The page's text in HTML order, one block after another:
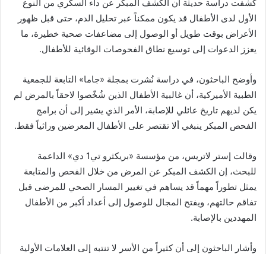
كشفت دراسة حديثة أن الكشف المبكر عن داء السكري من النوع
الأول لدى الأطفال قد يكون ممكناً عبر تحليل الدم، حتى قبل ظهور
الأعراض بوقت طويل أو الوصول إلى مضاعفات صحية خطيرة، ما
يعزز الدعوات إلى توسيع نطاق الفحوصات الوقائية للأطفال.
وأوضح الباحثون، في دراسة نُشرت بمجلة «جاما» التابعة للجمعية
الطبية الأميركية، أن غالبية الأطفال الذين شُخّصوا لاحقاً بالمرض لم
يكن لديهم تاريخ عائلي للإصابة، الأمر الذي يشير إلى أن برامج
الفحص المبكر ينبغي ألا تقتصر على الأطفال المعرضين وراثياً فقط.
وقالت إستر لاتريس، من مؤسسة «بريكثرو تي1 دي» الداعمة
للبحث، إن الكشف المبكر عن المرض من خلال الفحص والمتابعة
يمثل تطوراً مهماً قد يساهم في تغيير المسار الصحي للمرضى قبل
تفاقم حالتهم، ويفتح المجال للوصول إلى أعداد أكبر من الأطفال
المهددين بالإصابة.
وأشار الباحثون إلى أن كثيراً من الأسر لا تنتبه إلى العلامات الأولية